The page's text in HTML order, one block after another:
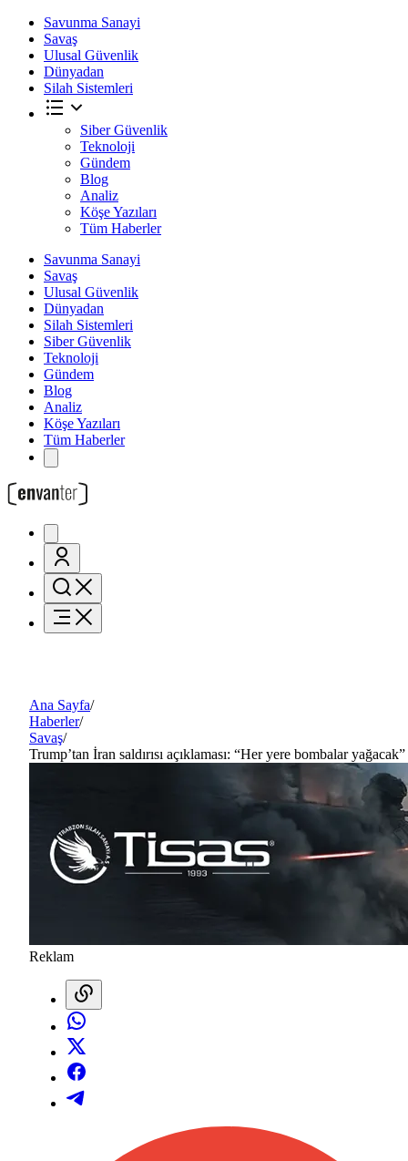
Savunma Sanayi
Savaş
Ulusal Güvenlik
Dünyadan
Silah Sistemleri
Siber Güvenlik
Teknoloji
Gündem
Blog
Analiz
Köşe Yazıları
Tüm Haberler
Savunma Sanayi
Savaş
Ulusal Güvenlik
Dünyadan
Silah Sistemleri
Siber Güvenlik
Teknoloji
Gündem
Blog
Analiz
Köşe Yazıları
Tüm Haberler
Ana Sayfa/
Haberler/
Savaş/
Trump’tan İran saldırısı açıklaması: “Her yere bombalar yağacak”
Reklam